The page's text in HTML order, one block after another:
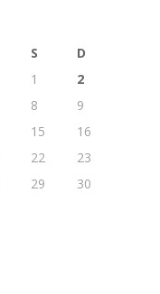
S
D
1
2
8
9
15
16
22
23
29
30